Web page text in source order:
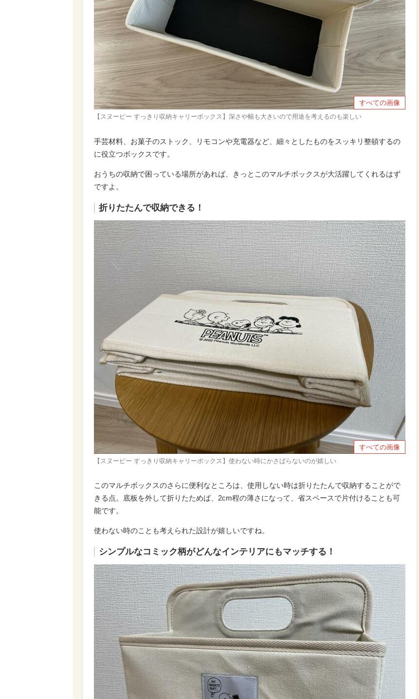
すべての画像
【スヌーピー すっきり収納キャリーボックス】深さや幅も大きいので用途を考えるのも楽しい
手芸材料、お菓子のストック、リモコンや充電器など、細々としたものをスッキリ整頓するの
に役立つボックスです。
おうちの収納で困っている場所があれば、きっとこのマルチボックスが大活躍してくれるはず
ですよ。
折りたたんで収納できる！
すべての画像
【スヌーピー すっきり収納キャリーボックス】使わない時にかさばらないのが嬉しい
このマルチボックスのさらに便利なところは、使用しない時は折りたたんで収納することがで
きる点。底板を外して折りたためば、2cm程の薄さになって、省スペースで片付けることも可
能です。
使わない時のことも考えられた設計が嬉しいですね。
シンプルなコミック柄がどんなインテリアにもマッチする！